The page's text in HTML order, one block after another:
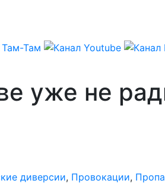
уже не
диверсии, Провокации,